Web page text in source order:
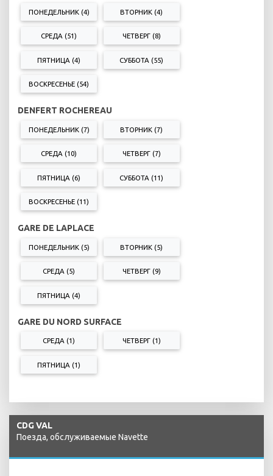
ПОНЕДЕЛЬНИК (4) ВТОРНИК (4)
СРЕДА (51) ЧЕТВЕРГ (8)
ПЯТНИЦА (4) СУББОТА (55)
ВОСКРЕСЕНЬЕ (54)
DENFERT ROCHEREAU
ПОНЕДЕЛЬНИК (7) ВТОРНИК (7)
СРЕДА (10) ЧЕТВЕРГ (7)
ПЯТНИЦА (6) СУББОТА (11)
ВОСКРЕСЕНЬЕ (11)
GARE DE LAPLACE
ПОНЕДЕЛЬНИК (5) ВТОРНИК (5)
СРЕДА (5) ЧЕТВЕРГ (9)
ПЯТНИЦА (4)
GARE DU NORD SURFACE
СРЕДА (1) ЧЕТВЕРГ (1)
ПЯТНИЦА (1)
CDG VAL
Поезда, обслуживаемые Navette